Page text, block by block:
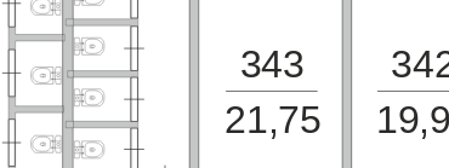
343
21,75